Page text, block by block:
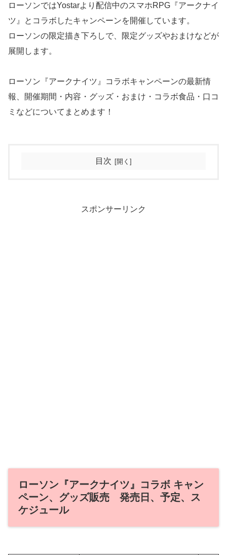
ローソンではYostarより配信中のスマホRPG『アークナイ
ツ』とコラボしたキャンペーンを開催しています。
ローソンの限定描き下ろしで、限定グッズやおまけなどが
展開します。
ローソン『アークナイツ』コラボキャンペーンの最新情
報、開催期間・内容・グッズ・おまけ・コラボ食品・口コ
ミなどについてまとめます！
目次
スポンサーリンク
ローソン『アークナイツ』コラボ キャン
ペーン、グッズ販売 発売日、予定、ス
ケジュール